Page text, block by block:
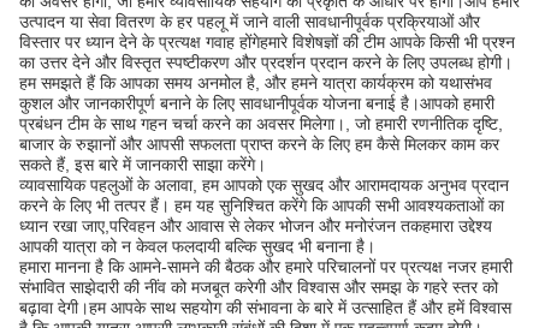
उत्पादन या सेवा वितरण के हर पहलू में जाने वाली सावधानीपूर्वक प्रक्रियाओं और
विस्तार पर ध्यान देने के प्रत्यक्ष गवाह होंगेहमारे विशेषज्ञों की टीम आपके किसी भी प्रश्न
का उत्तर देने और विस्तृत स्पष्टीकरण और प्रदर्शन प्रदान करने के लिए उपलब्ध होगी।
हम समझते हैं कि आपका समय अनमोल है, और हमने यात्रा कार्यक्रम को यथासंभव
कुशल और जानकारीपूर्ण बनाने के लिए सावधानीपूर्वक योजना बनाई है।आपको हमारी
प्रबंधन टीम के साथ गहन चर्चा करने का अवसर मिलेगा।, जो हमारी रणनीतिक दृष्टि,
बाजार के रुझानों और आपसी सफलता प्राप्त करने के लिए हम कैसे मिलकर काम कर
सकते हैं, इस बारे में जानकारी साझा करेंगे।
व्यावसायिक पहलुओं के अलावा, हम आपको एक सुखद और आरामदायक अनुभव प्रदान
करने के लिए भी तत्पर हैं। हम यह सुनिश्चित करेंगे कि आपकी सभी आवश्यकताओं का
ध्यान रखा जाए,परिवहन और आवास से लेकर भोजन और मनोरंजन तकहमारा उद्देश्य
आपकी यात्रा को न केवल फलदायी बल्कि सुखद भी बनाना है।
हमारा मानना है कि आमने-सामने की बैठक और हमारे परिचालनों पर प्रत्यक्ष नजर हमारी
संभावित साझेदारी की नींव को मजबूत करेगी और विश्वास और समझ के गहरे स्तर को
बढ़ावा देगी।हम आपके साथ सहयोग की संभावना के बारे में उत्साहित हैं और हमें विश्वास